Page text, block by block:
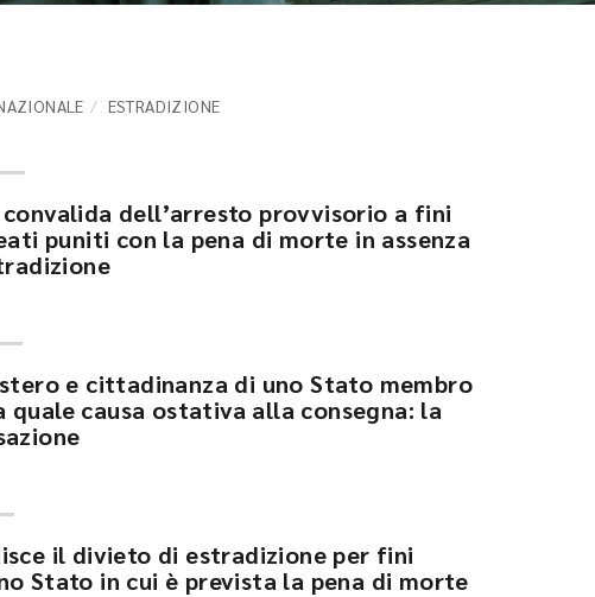
ESTRADIZIONE
convalida dell’arresto provvisorio a fini
puniti con la pena di morte in assenza
e cittadinanza di uno Stato membro
quale causa ostativa alla consegna: la
il divieto di estradizione per fini
Stato in cui è prevista la pena di morte